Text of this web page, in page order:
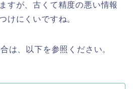
すが、古くて精度の悪い情報
けにくいですね。
は、以下を参照ください。